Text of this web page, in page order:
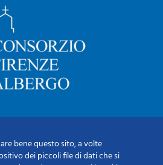
bene questo sito, a volte
dei piccoli file di dati che si